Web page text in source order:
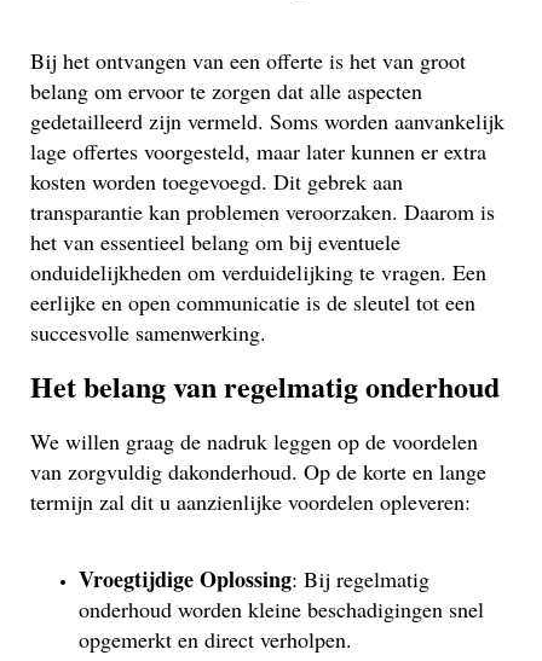
Bij het ontvangen van een offerte is het van groot
belang om ervoor te zorgen dat alle aspecten
gedetailleerd zijn vermeld. Soms worden aanvankelijk
lage offertes voorgesteld, maar later kunnen er extra
kosten worden toegevoegd. Dit gebrek aan
transparantie kan problemen veroorzaken. Daarom is
het van essentieel belang om bij eventuele
onduidelijkheden om verduidelijking te vragen. Een
eerlijke en open communicatie is de sleutel tot een
succesvolle samenwerking.
Het belang van regelmatig onderhoud
We willen graag de nadruk leggen op de voordelen
van zorgvuldig dakonderhoud. Op de korte en lange
termijn zal dit u aanzienlijke voordelen opleveren:
Vroegtijdige Oplossing: Bij regelmatig
onderhoud worden kleine beschadigingen snel
opgemerkt en direct verholpen.